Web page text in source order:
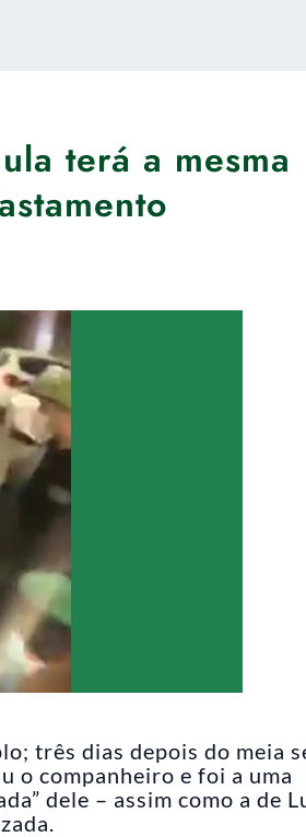
terá a mesma
três dias depois do meia
o companheiro e foi a uma
dele – assim como a de